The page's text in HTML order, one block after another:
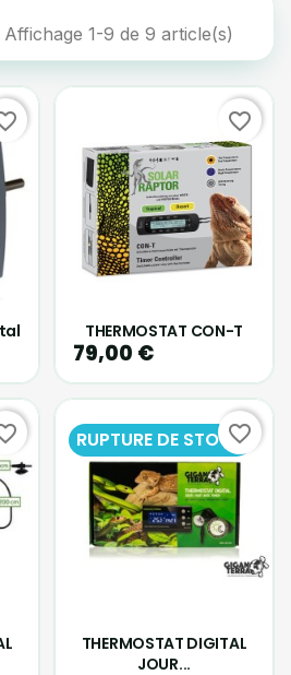
Affichage 1-9 de 9 article(s)
THERMOSTAT CON-T
79,00 €
favorite_border
THERMOSTAT DIGITAL
JOUR...
RUPTURE DE STOCK
favorite_border